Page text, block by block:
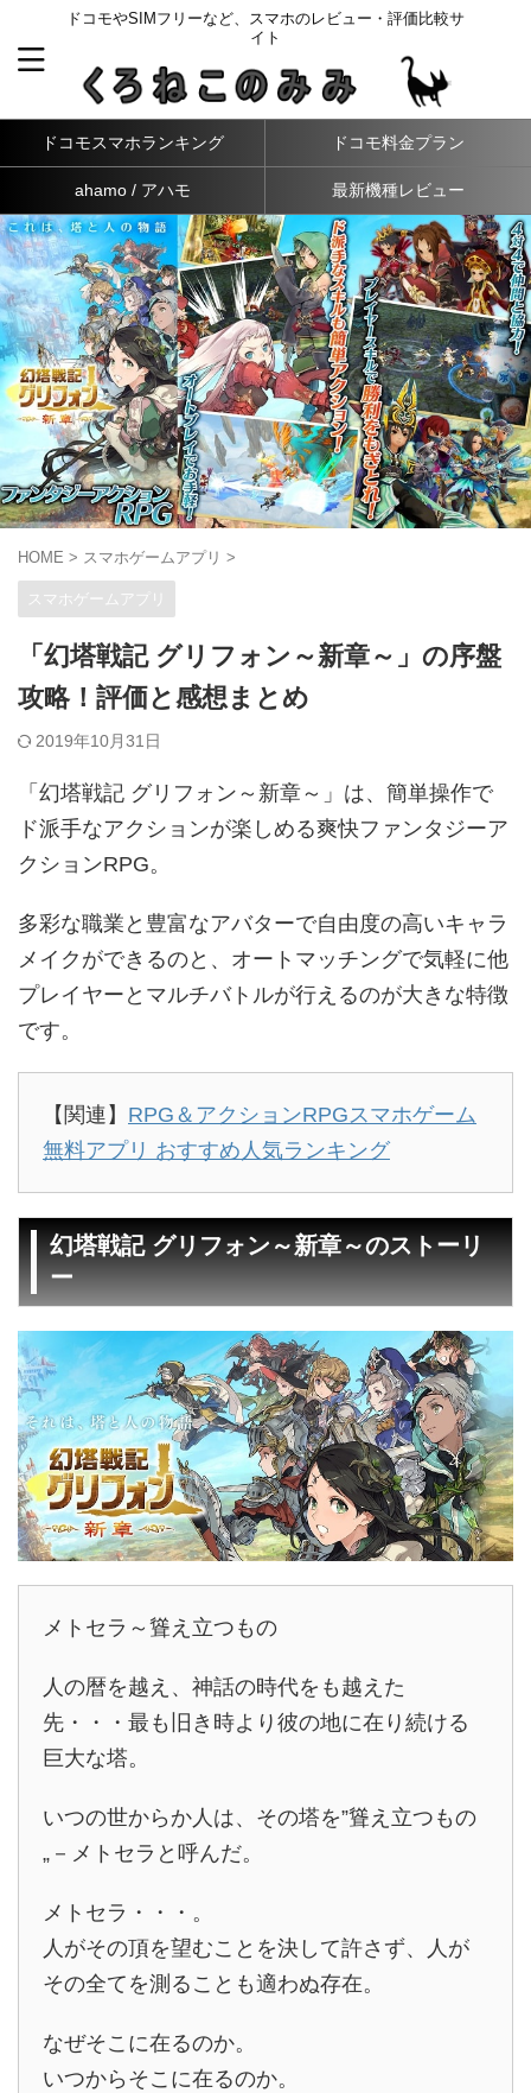
ドコモやSIMフリーなど、スマホのレビュー・評価比較サ
イト
ドコモスマホランキング ドコモ料金プラン
ahamo / アハモ 最新機種レビュー
HOME > スマホゲームアプリ >
スマホゲームアプリ
「幻塔戦記 グリフォン～新章～」の序盤
攻略！評価と感想まとめ
2019年10月31日
「幻塔戦記 グリフォン～新章～」は、簡単操作で
ド派手なアクションが楽しめる爽快ファンタジーア
クションRPG。
多彩な職業と豊富なアバターで自由度の高いキャラ
メイクができるのと、オートマッチングで気軽に他
プレイヤーとマルチバトルが行えるのが大きな特徴
です。
【関連】 RPG＆アクションRPGスマホゲーム
無料アプリ おすすめ人気ランキング
幻塔戦記 グリフォン～新章～のストーリ
ー
メトセラ～聳え立つもの
人の暦を越え、神話の時代をも越えた
先・・・最も旧き時より彼の地に在り続ける
巨大な塔。
いつの世からか人は、その塔を”聳え立つもの
„－メトセラと呼んだ。
メトセラ・・・。
人がその頂を望むことを決して許さず、人が
その全てを測ることも適わぬ存在。
なぜそこに在るのか。
いつからそこに在るのか。